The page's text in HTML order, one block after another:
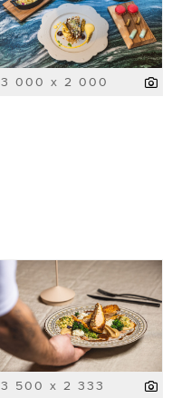
3 000 x 2 000
3 500 x 2 333